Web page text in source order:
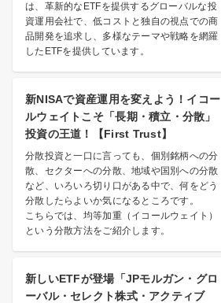
は、革新的なETFを提供するグローバルな投
資運用会社で、低コストと独自の視点での商
品開発を追求し、多様なテーマや戦略を網羅
したETFを提供しています。
新NISAで資産運用を変えよう！イコー
ルウェイトこそ「長期・積立・分散」
投資の王道！【First Trust】
分散投資と一口に言っても、個別銘柄への分
散、セクターへの分散、地域や国別への分散
など、いろいろ切り口がある中で、何をどう
分散したらよいか気になるところです。
こちらでは、均等加重（イコールウェイト）
という分散方法をご紹介します。
新しいETFが登場「JPモルガン・グロ
ーバル・セレクト株式・アクティブ